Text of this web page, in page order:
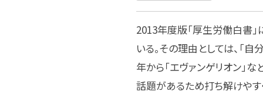
2013年度版「厚生労働白書
いる。その理由としては、「
年から「エヴァンゲリオン」
話題があるため打ち解けやす